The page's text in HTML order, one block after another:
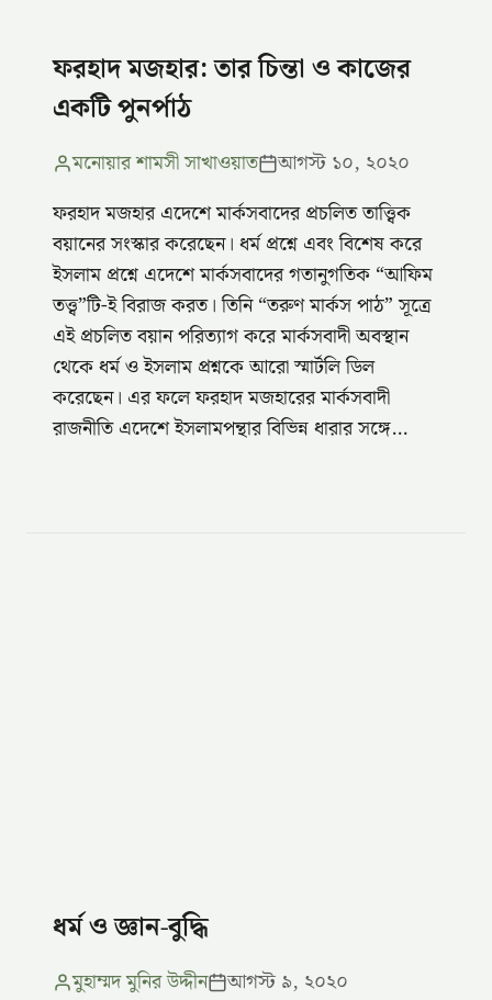
ফরহাদ মজহার: তার চিন্তা ও কাজের
একটি পুনর্পাঠ
মনোয়ার শামসী সাখাওয়াত
আগস্ট ১০, ২০২০
ফরহাদ মজহার এদেশে মার্কসবাদের প্রচলিত তাত্ত্বিক
বয়ানের সংস্কার করেছেন। ধর্ম প্রশ্নে এবং বিশেষ করে
ইসলাম প্রশ্নে এদেশে মার্কসবাদের গতানুগতিক “আফিম
তত্ত্ব”টি-ই বিরাজ করত। তিনি “তরুণ মার্কস পাঠ” সূত্রে
এই প্রচলিত বয়ান পরিত্যাগ করে মার্কসবাদী অবস্থান
থেকে ধর্ম ও ইসলাম প্রশ্নকে আরো স্মার্টলি ডিল
করেছেন। এর ফলে ফরহাদ মজহারের মার্কসবাদী
রাজনীতি এদেশে ইসলামপন্থার বিভিন্ন ধারার সঙ্গে…
ধর্ম ও জ্ঞান-বুদ্ধি
মুহাম্মদ মুনির উদ্দীন
আগস্ট ৯, ২০২০